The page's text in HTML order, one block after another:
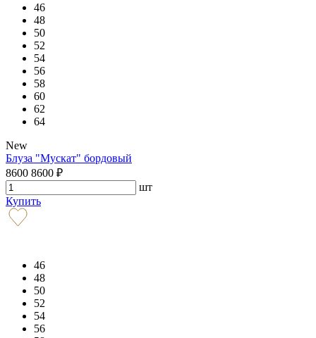
46
48
50
52
54
56
58
60
62
64
New
Блуза "Мускат" бордовый
8600 8600 ₽
шт
Купить
46
48
50
52
54
56